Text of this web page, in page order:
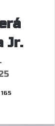
Jr.
165